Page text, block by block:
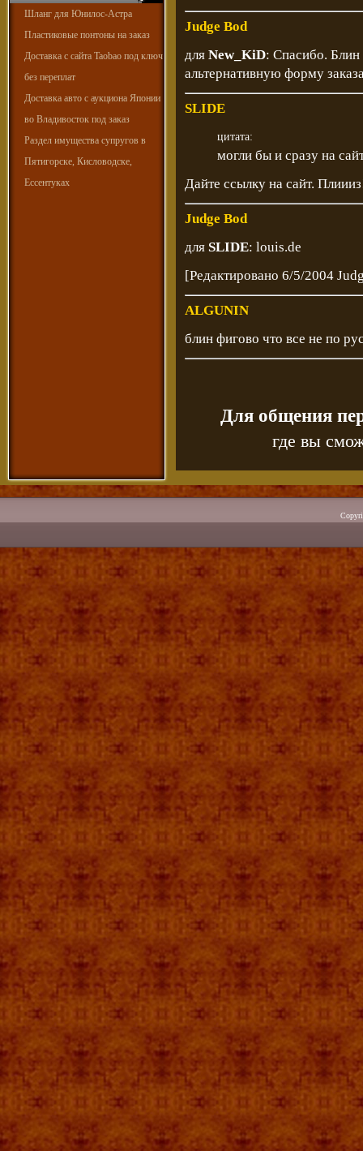
Шланг для Юнилос-Астра
Пластиковые понтоны на заказ
Доставка с сайта Taobao под ключ
без переплат
Доставка авто с аукциона Японии
во Владивосток под заказ
Раздел имущества супругов в
Пятигорске, Кисловодске,
Ессентуках
Judge Bod
для New_KiD: Спасибо. Блин
альтернативную форму
SLIDE
цитата:
могли бы и сразу на
Дайте ссылку на сайт.
Judge Bod
для SLIDE: louis.de
[Редактировано 6/5/2004
ALGUNIN
блин фигово что все не по
Для общения
где вы